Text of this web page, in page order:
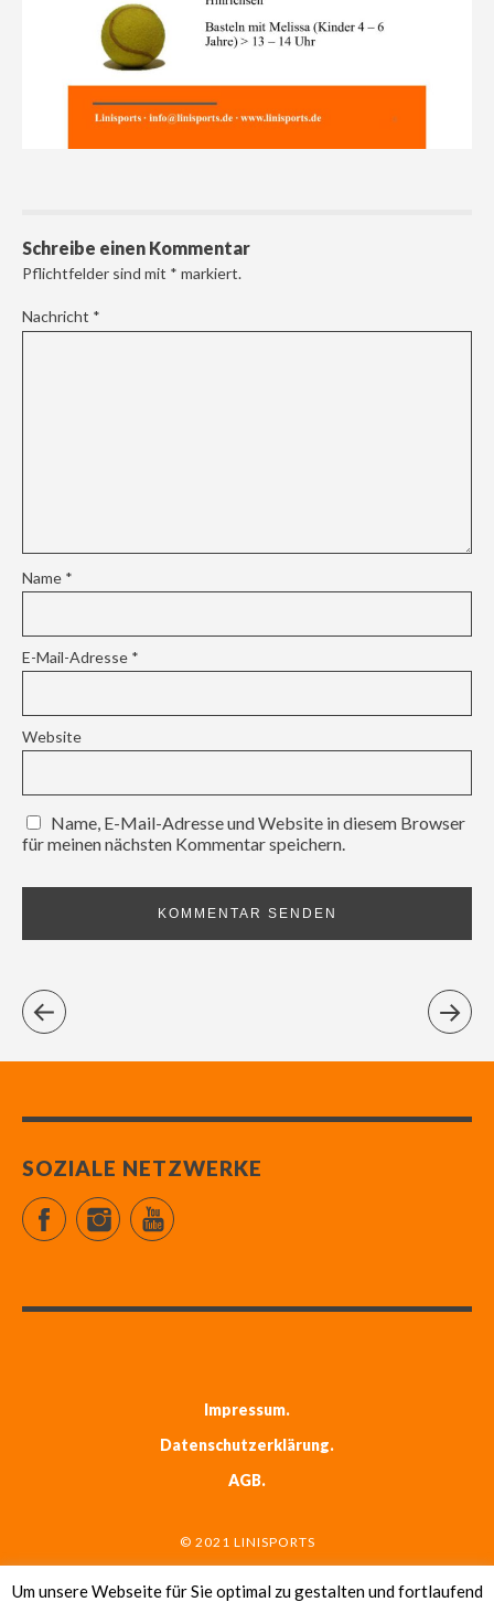
Schreibe einen Kommentar
Pflichtfelder sind mit * markiert.
Nachricht *
Name *
E-Mail-Adresse *
Website
Name, E-Mail-Adresse und Website in diesem Browser
für meinen nächsten Kommentar speichern.
SOZIALE NETZWERKE
FacebookInstagramYouTube
Impressum
Datenschutzerklärung
AGB
© 2021 LINISPORTS
Um unsere Webseite für Sie optimal zu gestalten und fortlaufend